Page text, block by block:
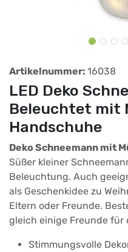
Artikelnummer: 16038
LED Deko
Beleuchtet mit
Handschuhe
Deko Schneemann mit
Süßer kleiner
Beleuchtung. Auch
als Geschenkidee zu
Eltern oder Freunde.
gleich einige Freunde für
Stimmungsvolle